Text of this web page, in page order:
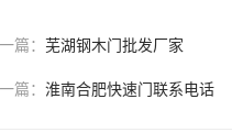
一篇： 芜湖钢木门批发厂家
一篇： 淮南合肥快速门联系电话